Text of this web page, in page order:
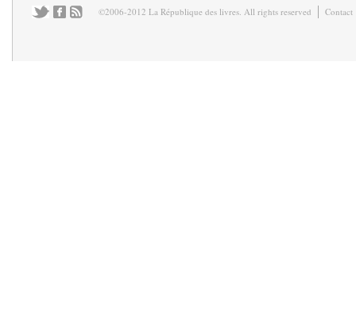
©2006-2012 La République des livres. All rights reserved Contact